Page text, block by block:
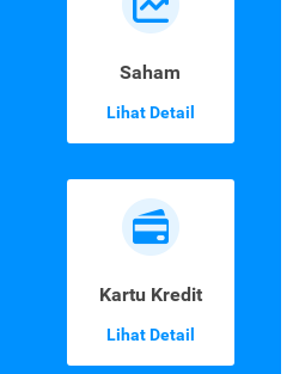
Saham
Lihat Detail
Kartu Kredit
Lihat Detail